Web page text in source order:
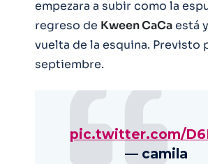
empezara a subir como la
regreso de Kween CaCaestá
vuelta de la esquina. Previsto
septiembre.
pic.twitter.com/
— camila